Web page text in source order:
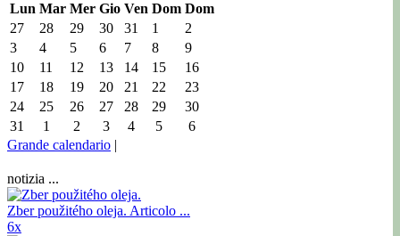
Lun Mar Mer Gio Ven Dom Dom
27
28 29 30 31 1
2
3
4 5 6 7 8
9
10
11 12 13 14 15
16
17
18 19 20 21 22
23
24
25 26 27 28 29
30
31
1 2 3 4 5
6
Grande calendario |
notizia ...
Zber použitého oleja. Articolo ...
6x